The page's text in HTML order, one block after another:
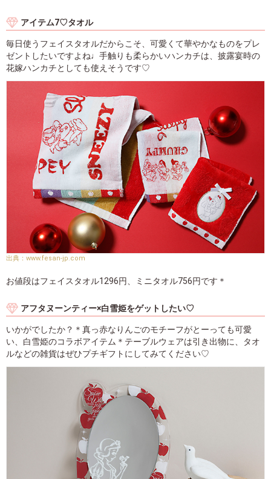
アイテム7♡タオル
毎日使うフェイスタオルだからこそ、可愛くて華やかなものをプレ
ゼントしたいですよね♩手触りも柔らかいハンカチは、披露宴時の
花嫁ハンカチとしても使えそうです♡
www.fesan-jp.com
お値段はフェイスタオル1296円、ミニタオル756円です＊
アフタヌーンティー×白雪姫をゲットしたい♡
いかがでしたか？＊真っ赤なりんごのモチーフがとーっても可愛
い、白雪姫のコラボアイテム＊テーブルウェアは引き出物に、タオ
ルなどの雑貨はぜひプチギフトにしてみてください♡